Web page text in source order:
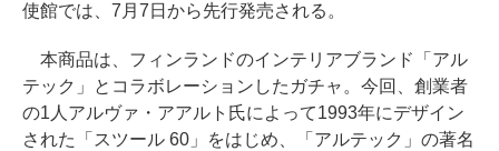
使館では、7月7日から先行発売される。
本商品は、フィンランドのインテリアブランド「アル
テック」とコラボレーションしたガチャ。今回、創業者
の1人アルヴァ・アアルト氏によって1993年にデザイン
された「スツール 60」をはじめ、「アルテック」の著名